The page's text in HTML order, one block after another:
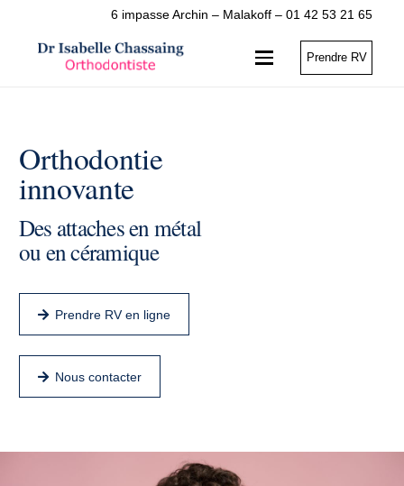
6 impasse Archin – Malakoff – 01 42 53 21 65
Prendre RV
Orthodontie
innovante
Des attaches en métal
ou en céramique
Prendre RV en ligne
Nous contacter